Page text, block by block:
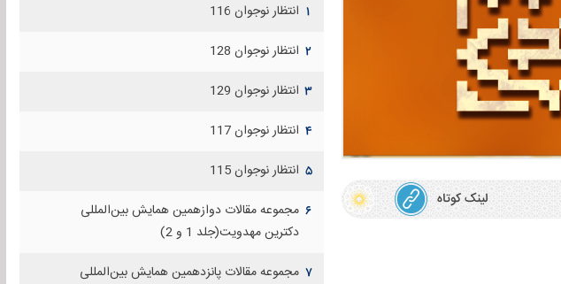
لینک کوتاه
۱ انتظار نوجوان 116
۲ انتظار نوجوان 128
۳ انتظار نوجوان 129
۴ انتظار نوجوان 117
۵ انتظار نوجوان 115
۶ مجموعه مقالات دوازهمين همايش بين‌المللی
دكترين مهدويت(جلد 1 و 2)
۷ مجموعه مقالات پانزدهمين همايش بين‌المللی